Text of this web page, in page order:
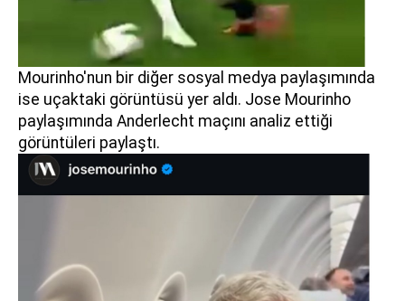
Mourinho'nun bir diğer sosyal medya paylaşımında
ise uçaktaki görüntüsü yer aldı. Jose Mourinho
paylaşımında Anderlecht maçını analiz ettiği
görüntüleri paylaştı.